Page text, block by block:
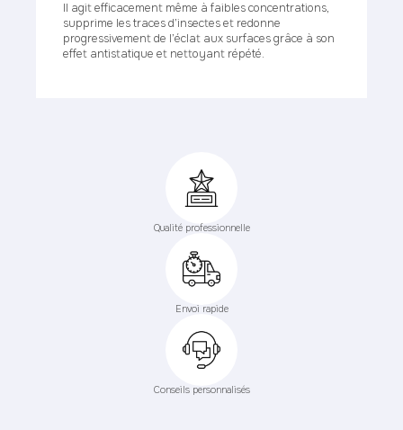
Il agit efficacement même à faibles concentrations,
supprime les traces d’insectes et redonne
progressivement de l’éclat aux surfaces grâce à son
effet antistatique et nettoyant répété.
Qualité professionnelle
Envoi rapide
Conseils personnalisés